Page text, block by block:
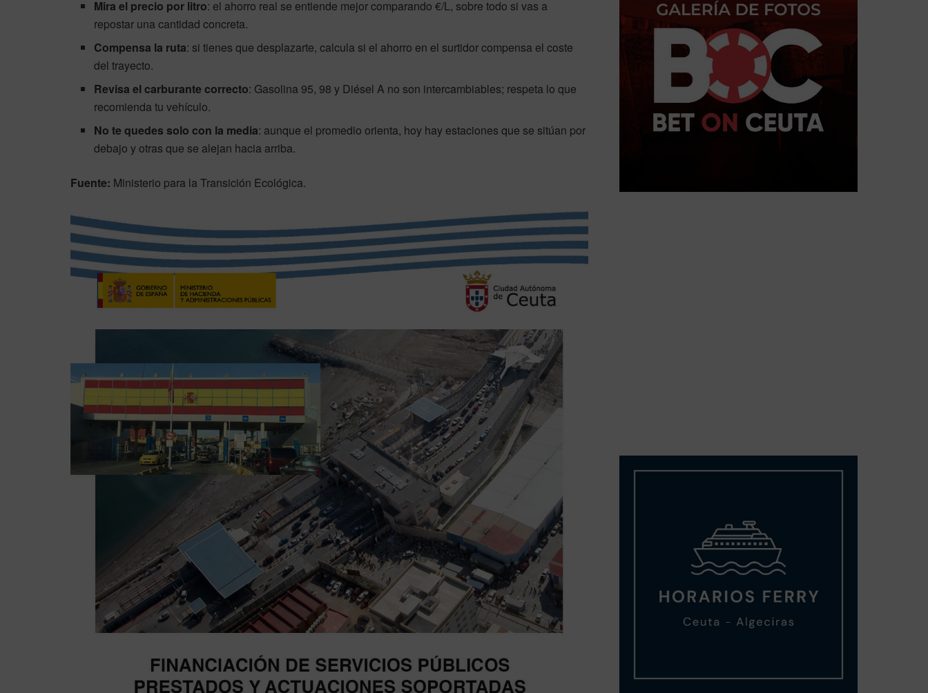
Mira el precio por litro: el ahorro real se entiende mejor comparando €/L, sobre todo si vas a
repostar una cantidad concreta.
Compensa la ruta: si tienes que desplazarte, calcula si el ahorro en el surtidor compensa el coste
del trayecto.
Revisa el carburante correcto: Gasolina 95, 98 y Diésel A no son intercambiables; respeta lo que
recomienda tu vehículo.
No te quedes solo con la media: aunque el promedio orienta, hoy hay estaciones que se sitúan por
debajo y otras que se alejan hacia arriba.
Fuente: Ministerio para la Transición Ecológica.